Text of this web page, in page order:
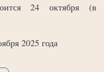
24 октября (в
2025 года